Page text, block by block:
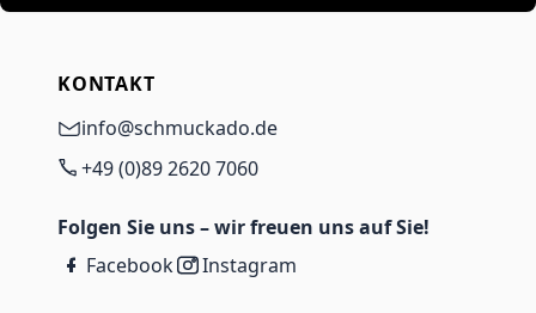
KONTAKT
info@schmuckado.de
+49 (0)89 2620 7060
Folgen Sie uns – wir freuen uns auf Sie!
Facebook
Instagram